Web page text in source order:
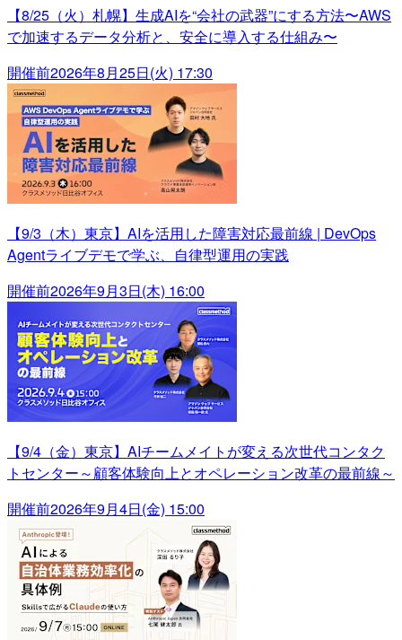
【8/25（火）札幌】生成AIを“会社の武器”にする方法〜AWS
で加速するデータ分析と、安全に導入する仕組み〜
開催前2026年8月25日(火) 17:30
【9/3（木）東京】AIを活用した障害対応最前線 | DevOps
Agentライブデモで学ぶ、自律型運用の実践
開催前2026年9月3日(木) 16:00
【9/4（金）東京】AIチームメイトが変える次世代コンタク
トセンター～顧客体験向上とオペレーション改革の最前線～
開催前2026年9月4日(金) 15:00